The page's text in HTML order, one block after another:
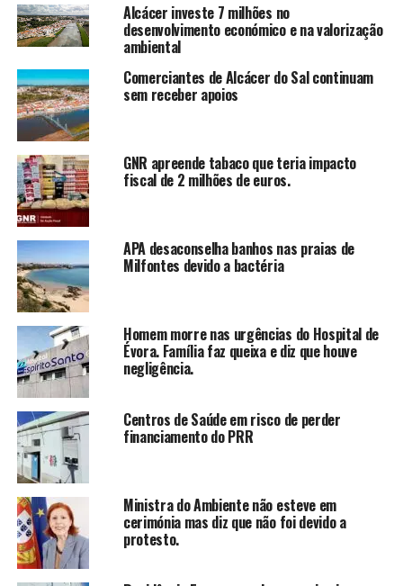
Alcácer investe 7 milhões no
desenvolvimento económico e na valorização
ambiental
Comerciantes de Alcácer do Sal continuam
sem receber apoios
GNR apreende tabaco que teria impacto
fiscal de 2 milhões de euros.
APA desaconselha banhos nas praias de
Milfontes devido a bactéria
Homem morre nas urgências do Hospital de
Évora. Família faz queixa e diz que houve
negligência.
Centros de Saúde em risco de perder
financiamento do PRR
Ministra do Ambiente não esteve em
cerimónia mas diz que não foi devido a
protesto.